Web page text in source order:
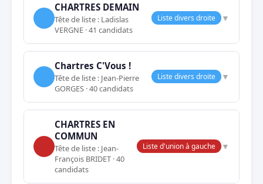
CHARTRES DEMAIN
Tête de liste : Ladislas
VERGNE · 41 candidats
Liste divers droite ▼
Chartres C'Vous !
Tête de liste : Jean-Pierre
GORGES · 40 candidats
Liste divers droite ▼
CHARTRES EN
COMMUN
Tête de liste : Jean-
François BRIDET · 40
candidats
Liste d'union à gauche ▼